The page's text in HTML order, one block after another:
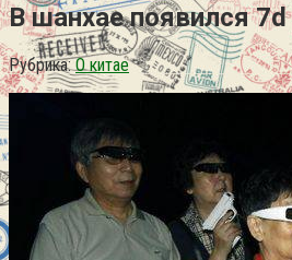
В шанхае появился 7d
Рубрика: О китае